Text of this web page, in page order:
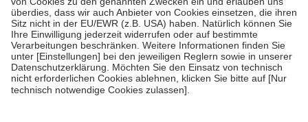
• Kindern und Jugendlichen bis zum vollendeten 18. Lebensjahr
mit Ausnahme der Fahrkosten
• Untersuchungen zur Vorsorge und Früherkennung, die von der
GKV getragen werden
• empfohlenen Schutzimpfungen
• Harn- und Blutteststreifen